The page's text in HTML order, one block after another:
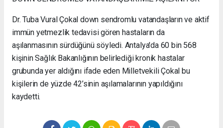
Dr. Tuba Vural Çokal down sendromlu vatandaşların ve aktif
immün yetmezlik tedavisi gören hastaların da
aşılanmasının sürdüğünü söyledi. Antalya'da 60 bin 568
kişinin Sağlık Bakanlığının belirlediği kronik hastalar
grubunda yer aldığını ifade eden Milletvekili Çokal bu
kişilerin de yüzde 42’sinin aşılamalarının yapıldığını
kaydetti.